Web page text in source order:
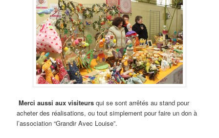
Merci aussi aux visiteurs qui se sont arrêtés au stand pour
acheter des réalisations, ou tout simplement pour faire un don à
l’association “Grandir Avec Louise”.